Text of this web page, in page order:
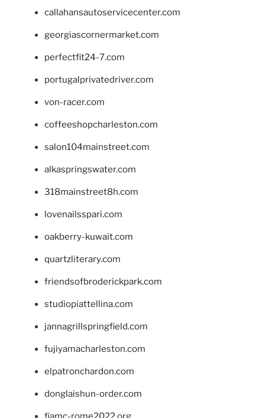
callahansautoservicecenter.com
georgiascornermarket.com
perfectfit24-7.com
portugalprivatedriver.com
von-racer.com
coffeeshopcharleston.com
salon104mainstreet.com
alkaspringswater.com
318mainstreet8h.com
lovenailsspari.com
oakberry-kuwait.com
quartzliterary.com
friendsofbroderickpark.com
studiopiattellina.com
jannagrillspringfield.com
fujiyamacharleston.com
elpatronchardon.com
donglaishun-order.com